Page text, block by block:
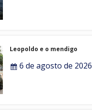
Leopoldo e o mendigo
6 de agosto de 2026